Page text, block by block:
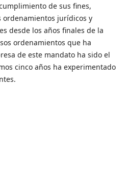
de sus fines,
ordenamientos jurídicos y
desde los años finales de la
ordenamientos que ha
de este mandato ha sido el
cinco años ha experimentado